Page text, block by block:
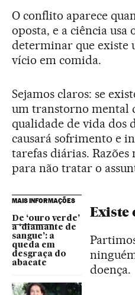
O conflito aparece
oposta, e a ciência usa
determinar que existe
vício em comida.
Sejamos claros: se
um transtorno mental
qualidade de vida dos
causará sofrimento e
tarefas diárias. Razões
para não tratar o
MAIS INFORMAÇÕES
De ‘ouro verde’
a ‘diamante de
sangue’: a
queda em
desgraça do
abacate
Existe
doença.